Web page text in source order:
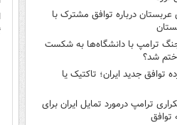
عربستان درباره توافق مشترک با
ترامپ با دانشگاه‌ها به شکست
شد؟
توافق جدید ایران؛ تاکتیک یا
ترامپ درمورد تمایل ایران برای
توافق